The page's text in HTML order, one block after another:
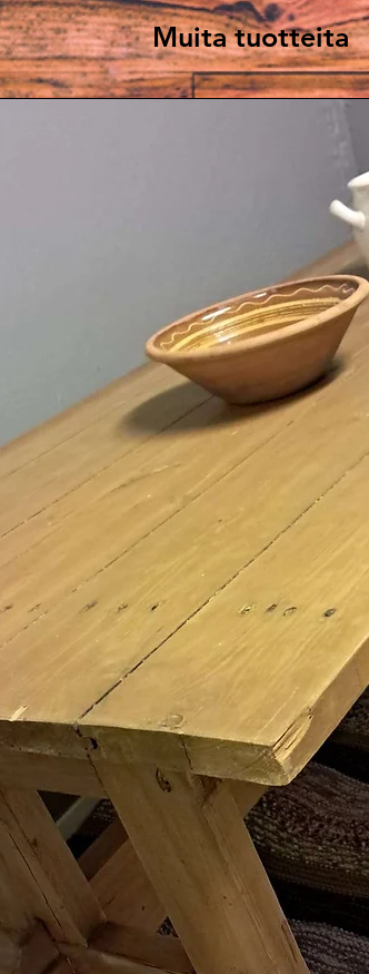
Muita tuotteita